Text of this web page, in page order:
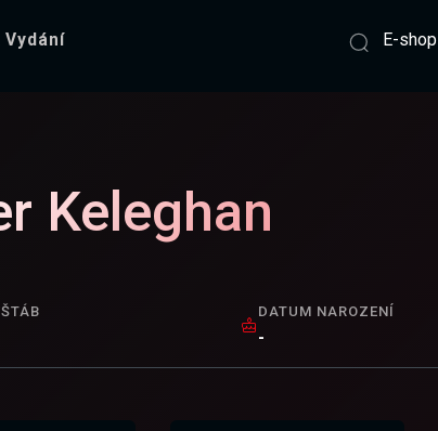
Vydání E-shop
Keleghan
DATUM NAROZENÍ
-